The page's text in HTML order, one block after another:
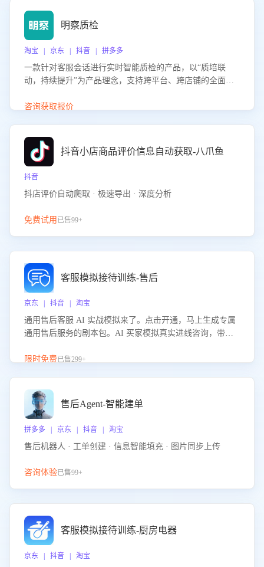
明察质检
淘宝 | 京东 | 抖音 | 拼多多
一款针对客服会话进行实时智能质检的产品，以“质培联
动，持续提升”为产品理念，支持跨平台、跨店铺的全面、
升客服团队的销服能力。
咨询获取报价
抖音小店商品评价信息自动获取-八爪鱼
抖音
抖店评价自动爬取 · 极速导出 · 深度分析
免费试用 已售99+
客服模拟接待训练-售后
京东 | 抖音 | 淘宝
通用售后客服 AI 实战模拟来了。点击开通，马上生成专属
通用售后服务的剧本包。AI 买家模拟真实进线咨询，带您
的应对要点，轻松提升服务能力。
限时免费已售299+
售后Agent-智能建单
拼多多 | 京东 | 抖音 | 淘宝
售后机器人 · 工单创建 · 信息智能填充 · 图片同步上传
咨询体验已售99+
客服模拟接待训练-厨房电器
京东 | 抖音 | 淘宝